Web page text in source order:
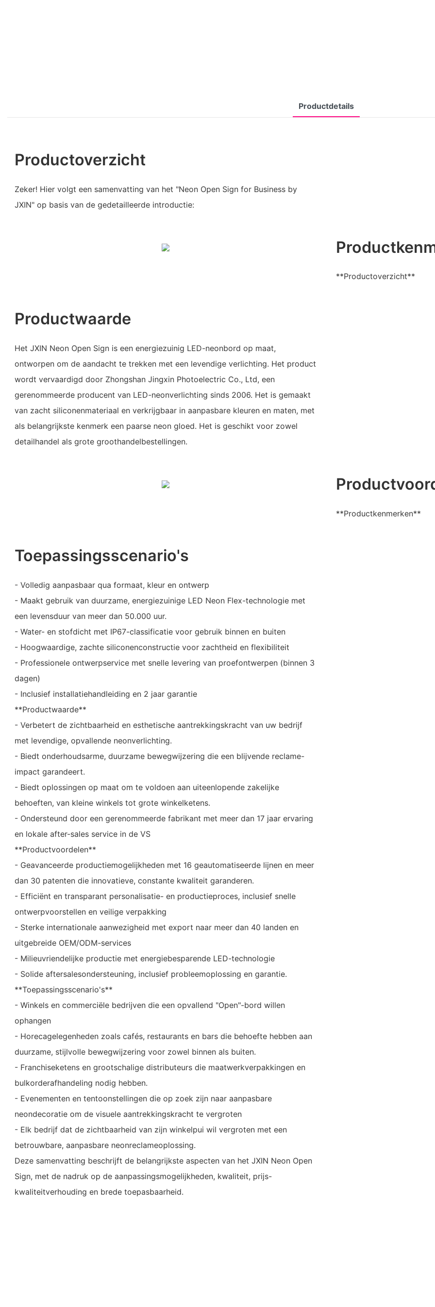
Productdetails
Productoverzicht
Zeker! Hier volgt een samenvatting van het "Neon Open Sign for Business by
JXIN" op basis van de gedetailleerde introductie:
**Productoverzicht**
Productwaarde
Het JXIN Neon Open Sign is een energiezuinig LED-neonbord op maat,
ontworpen om de aandacht te trekken met een levendige verlichting. Het product
wordt vervaardigd door Zhongshan Jingxin Photoelectric Co., Ltd, een
gerenommeerde producent van LED-neonverlichting sinds 2006. Het is gemaakt
van zacht siliconenmateriaal en verkrijgbaar in aanpasbare kleuren en maten, met
als belangrijkste kenmerk een paarse neon gloed. Het is geschikt voor zowel
detailhandel als grote groothandelbestellingen.
**Productkenmerken**
Toepassingsscenario's
- Volledig aanpasbaar qua formaat, kleur en ontwerp
- Maakt gebruik van duurzame, energiezuinige LED Neon Flex-technologie met
een levensduur van meer dan 50.000 uur.
- Water- en stofdicht met IP67-classificatie voor gebruik binnen en buiten
- Hoogwaardige, zachte siliconenconstructie voor zachtheid en flexibiliteit
- Professionele ontwerpservice met snelle levering van proefontwerpen (binnen 3
dagen)
- Inclusief installatiehandleiding en 2 jaar garantie
**Productwaarde**
- Verbetert de zichtbaarheid en esthetische aantrekkingskracht van uw bedrijf
met levendige, opvallende neonverlichting.
- Biedt onderhoudsarme, duurzame bewegwijzering die een blijvende reclame-
impact garandeert.
- Biedt oplossingen op maat om te voldoen aan uiteenlopende zakelijke
behoeften, van kleine winkels tot grote winkelketens.
- Ondersteund door een gerenommeerde fabrikant met meer dan 17 jaar ervaring
en lokale after-sales service in de VS
**Productvoordelen**
- Geavanceerde productiemogelijkheden met 16 geautomatiseerde lijnen en meer
dan 30 patenten die innovatieve, constante kwaliteit garanderen.
- Efficiënt en transparant personalisatie- en productieproces, inclusief snelle
ontwerpvoorstellen en veilige verpakking
- Sterke internationale aanwezigheid met export naar meer dan 40 landen en
uitgebreide OEM/ODM-services
- Milieuvriendelijke productie met energiebesparende LED-technologie
- Solide aftersalesondersteuning, inclusief probleemoplossing en garantie.
**Toepassingsscenario's**
- Winkels en commerciële bedrijven die een opvallend "Open"-bord willen
ophangen
- Horecagelegenheden zoals cafés, restaurants en bars die behoefte hebben aan
duurzame, stijlvolle bewegwijzering voor zowel binnen als buiten.
- Franchiseketens en grootschalige distributeurs die maatwerkverpakkingen en
bulkorderafhandeling nodig hebben.
- Evenementen en tentoonstellingen die op zoek zijn naar aanpasbare
neondecoratie om de visuele aantrekkingskracht te vergroten
- Elk bedrijf dat de zichtbaarheid van zijn winkelpui wil vergroten met een
betrouwbare, aanpasbare neonreclameoplossing.
Deze samenvatting beschrijft de belangrijkste aspecten van het JXIN Neon Open
Sign, met de nadruk op de aanpassingsmogelijkheden, kwaliteit, prijs-
kwaliteitverhouding en brede toepasbaarheid.